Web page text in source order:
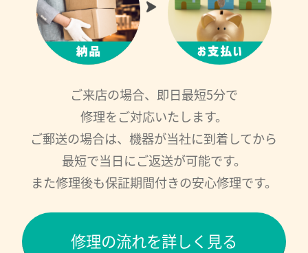
ご来店の場合、即日最短5分で
修理をご対応いたします。
ご郵送の場合は、機器が当社に到着してから
最短で当日にご返送が可能です。
また修理後も保証期間付きの安心修理です。
修理の流れを詳しく見る